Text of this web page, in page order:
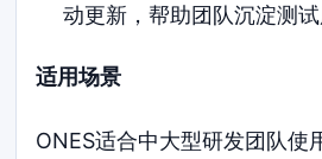
动更新，帮助团队沉淀测试
适用场景
ONES适合中大型研发团队使